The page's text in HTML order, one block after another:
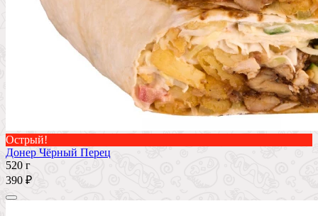
Острый!
Донер Чёрный Перец
520 г
390 ₽